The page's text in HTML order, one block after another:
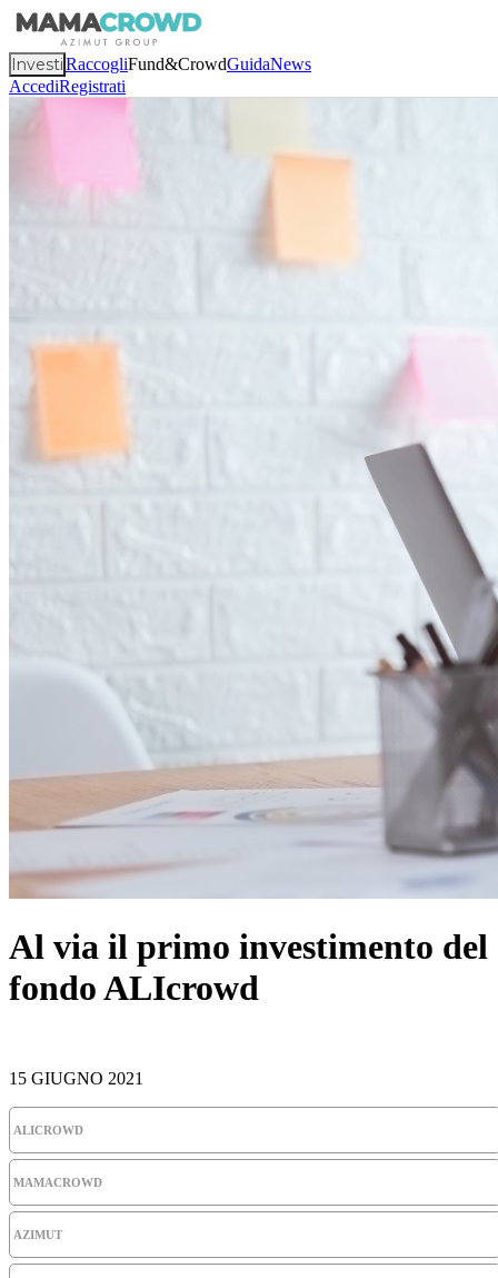
InvestiRaccogliFund&CrowdGuidaNews
AccediRegistrati
Al via il primo investimento del
fondo ALIcrowd
15 GIUGNO 2021
ALICROWD
MAMACROWD
AZIMUT